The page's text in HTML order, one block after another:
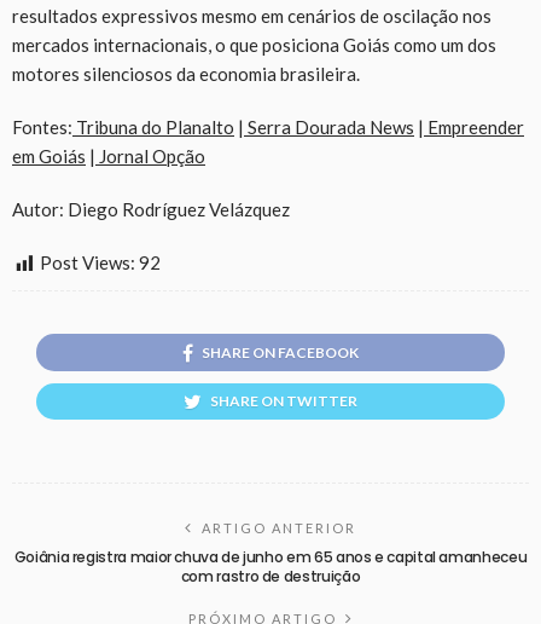
resultados expressivos mesmo em cenários de oscilação nos
mercados internacionais, o que posiciona Goiás como um dos
motores silenciosos da economia brasileira.
Fontes: Tribuna do Planalto | Serra Dourada News | Empreender
em Goiás | Jornal Opção
Autor: Diego Rodríguez Velázquez
Post Views: 92
SHARE ON FACEBOOK
SHARE ON TWITTER
ARTIGO ANTERIOR
Goiânia registra maior chuva de junho em 65 anos e capital amanheceu
com rastro de destruição
PRÓXIMO ARTIGO